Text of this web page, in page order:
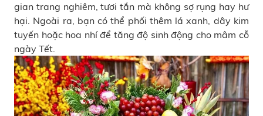
gian trang nghiêm, tươi tắn mà không sợ rụng hay hư
hại. Ngoài ra, bạn có thể phối thêm lá xanh, dây kim
tuyến hoặc hoa nhí để tăng độ sinh động cho mâm cỗ
ngày Tết.